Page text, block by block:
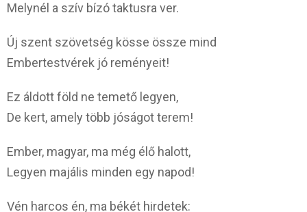
Melynél a szív bízó taktusra ver.
Új szent szövetség kösse össze mind
Embertestvérek jó reményeit!
Ez áldott föld ne temető legyen,
De kert, amely több jóságot terem!
Ember, magyar, ma még élő halott,
Legyen majális minden egy napod!
Vén harcos én, ma békét hirdetek: